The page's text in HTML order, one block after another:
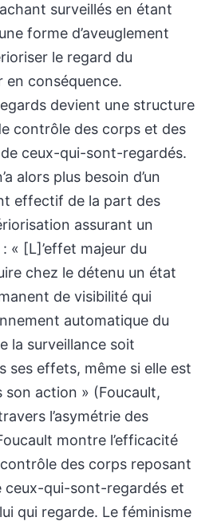
surveillés en étant
forme d’aveuglement
le regard du
en conséquence.
devient une structure
contrôle des corps et des
ceux-qui-sont-regardés.
alors plus besoin d’un
effectif de la part des
assurant un
« [L]’effet majeur du
chez le détenu un état
de visibilité qui
automatique du
la surveillance soit
ses effets, même si elle est
son action » (Foucault,
l’asymétrie des
montre l’efficacité
contrôle des corps reposant
ceux-qui-sont-regardés et
qui regarde. Le féminisme